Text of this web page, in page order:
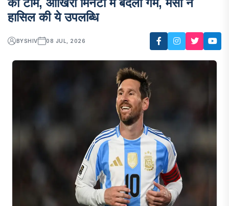
की टीम, आखिरी मिनटों में बदला गेम, मेसी ने
हासिल की ये उपलब्धि
BYSHIV 08 JUL, 2026